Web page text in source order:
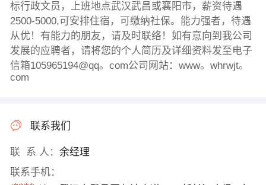
标行政文员，上班地点武汉武昌或襄阳市，薪资待遇
2500-5000,可安排住宿，可缴纳社保。能力强者，待遇
从优！有能力的朋友，请及时联络！如有意向到我公司
发展的应聘者，请将您的个人简历及详细资料发至电子
信箱105965194@qq。com公司网站：www。whrwjt。
com
联系我们
联 系 人： 余经理
联系手机：